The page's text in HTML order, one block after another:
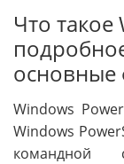
Что такое
основные
Windows
Windows
командной